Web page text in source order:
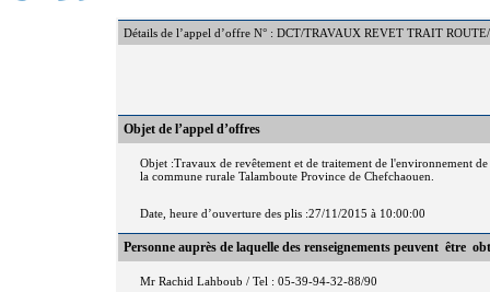
Détails de l’appel d’offre N° : DCT/TRAVAUX REVET TRAIT
Objet de l’appel d’offres
Objet :Travaux de revêtement et de traitement de l'environnement
la commune rurale Talamboute Province de Chefchaouen.
Date, heure d’ouverture des plis :27/11/2015 à 10:00:00
Personne auprès de laquelle des renseignements peuvent être
Mr Rachid Lahboub / Tel : 05-39-94-32-88/90